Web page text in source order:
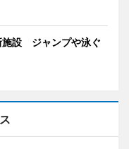
施設 ジャンプや泳ぐ